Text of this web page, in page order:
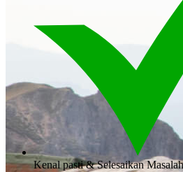
Kenal pasti & Selesaikan Masalah